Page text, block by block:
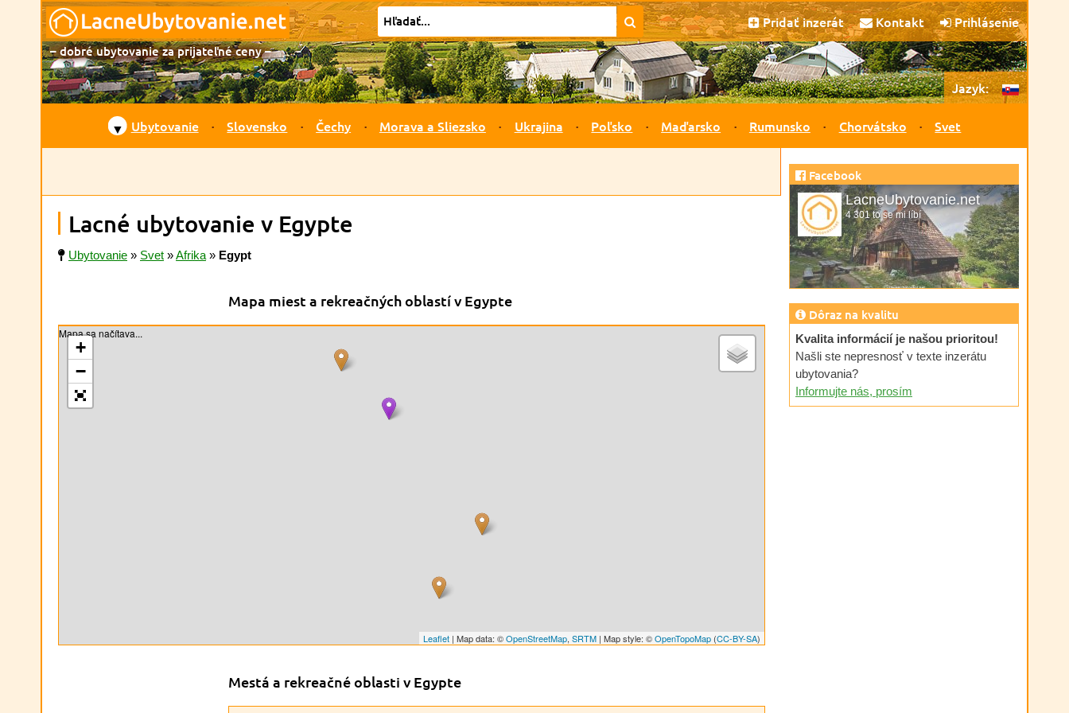
Pridať inzerát Kontakt Prihlásenie
– dobré ubytovanie za prijateľné ceny –
Jazyk:
▼ Ubytovanie Slovensko Čechy Morava a Sliezsko Ukrajina Poľsko Maďarsko Rumunsko Chorvátsko Svet
Lacné ubytovanie v Egypte
Ubytovanie » Svet »Afrika » Egypt
Mapa miest a rekreačných oblastí v Egypte
Mapa sa načítava...
+
−
Leaflet| Map data: ©OpenStreetMap, SRTM| Map style: ©OpenTopoMap(CC-BY-SA)
Mestá a rekreačné oblasti v Egypte
Facebook
LacneUbytovanie.net
4 301 to se mi líbí
Dôraz na kvalitu
Kvalita informácií je našou prioritou!
Našli ste nepresnosť v texte inzerátu
ubytovania?
Informujte nás, prosím